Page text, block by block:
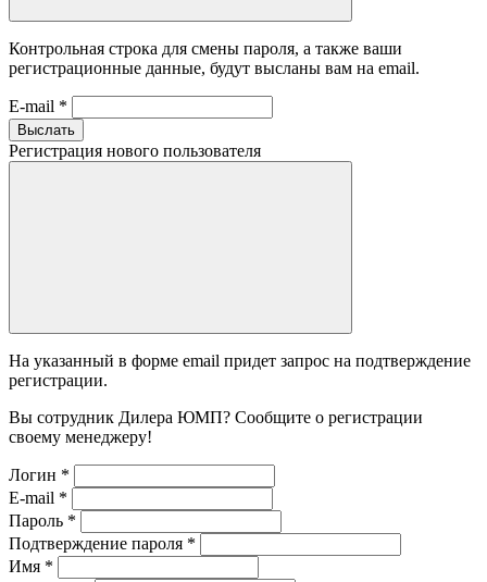
Контрольная строка для смены пароля, а также ваши
регистрационные данные, будут высланы вам на email.
E-mail *
Выслать
Регистрация нового пользователя
На указанный в форме email придет запрос на подтверждение
регистрации.
Вы сотрудник Дилера ЮМП? Сообщите о регистрации
своему менеджеру!
Логин *
E-mail *
Пароль *
Подтверждение пароля *
Имя *